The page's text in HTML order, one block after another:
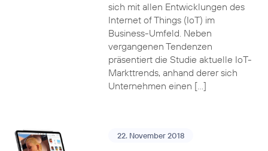
sich mit allen Entwicklungen des
Internet of Things (IoT) im
Business-Umfeld. Neben
vergangenen Tendenzen
präsentiert die Studie aktuelle IoT-
Markttrends, anhand derer sich
Unternehmen einen […]
22. November 2018